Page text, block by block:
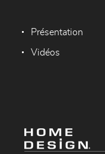
Présentation
Vidéos